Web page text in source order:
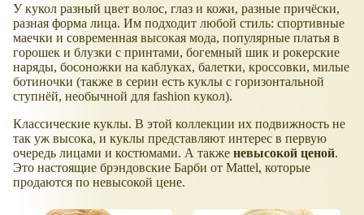
У кукол разный цвет волос, глаз и кожи, разные причёски,
разная форма лица. Им подходит любой стиль: спортивные
маечки и современная высокая мода, популярные платья в
горошек и блузки с принтами, богемный шик и рокерские
наряды, босоножки на каблуках, балетки, кроссовки, милые
ботиночки (также в серии есть куклы с горизонтальной
ступнёй, необычной для fashion кукол).
Классические куклы. В этой коллекции их подвижность не
так уж высока, и куклы представляют интерес в первую
очередь лицами и костюмами. А также невысокой ценой.
Это настоящие брэндовские Барби от Mattel, которые
продаются по невысокой цене.